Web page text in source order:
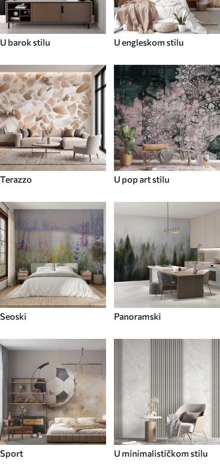
U barok stilu U engleskom stilu
Terazzo U pop art stilu
Seoski Panoramski
Sport U minimalističkom stilu